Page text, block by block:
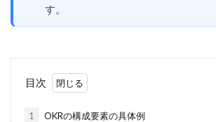
す。
目次
1 OKRの構成要素の具体例